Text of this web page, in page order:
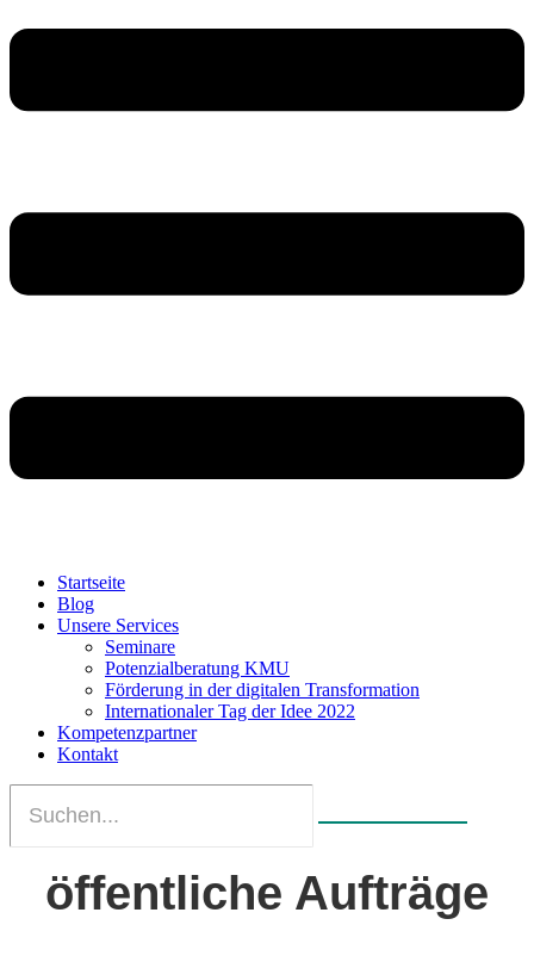
Startseite
Blog
Unsere Services
Seminare
Potenzialberatung KMU
Förderung in der digitalen Transformation
Internationaler Tag der Idee 2022
Kompetenzpartner
Kontakt
öffentliche Aufträge